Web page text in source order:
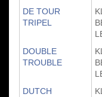
DE TOUR
TRIPEL
DOUBLE
TROUBLE
DUTCH